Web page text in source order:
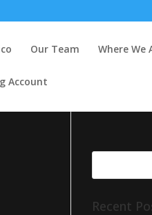
Our Team Where We
Account
Recent